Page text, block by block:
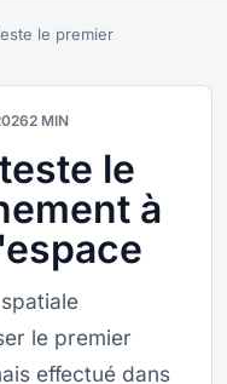
le premier
2 MIN
le
à
le premier
effectué dans